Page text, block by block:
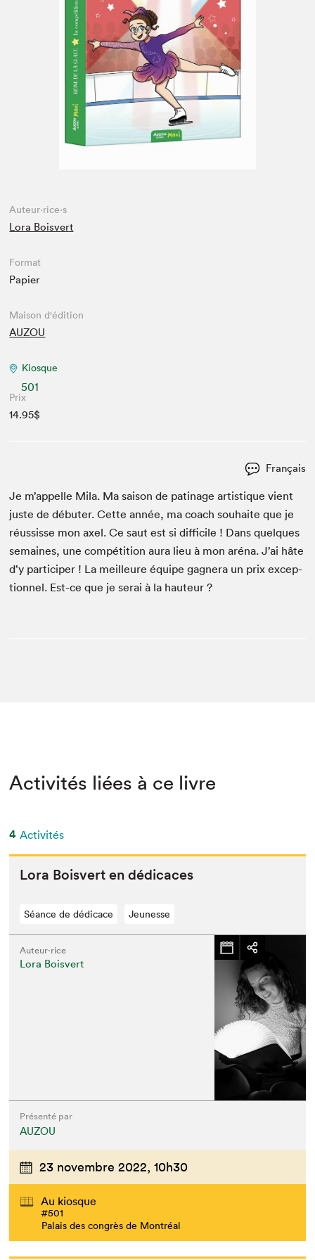
Espace enseignant·e·s
Espace pro
Auteur·rice·s
Lora Boisvert
Format
Papier
Maison d'édition
AUZOU
Kiosque
501
Prix
14.95$
Français
Je m’appelle Mila. Ma sai­son de pati­nage artis­tique vient
juste de débuter. Cette année, ma coach souhaite que je
réus­sisse mon axel. Ce saut est si dif­fi­cile ! Dans quelques
semaines, une com­péti­tion aura lieu à mon aré­na. J’ai hâte
d’y par­ticiper ! La meilleure équipe gag­n­era un prix excep­
tion­nel. Est-ce que je serai à la hauteur ?
Activités liées à ce livre
4 Activités
Lora Boisvert en dédicaces
Séance de dédicace Jeunesse
Auteur·rice
Lora Boisvert
Présenté par
AUZOU
23 novembre 2022, 10h30
Au kiosque
#501
Palais des congrès de Montréal